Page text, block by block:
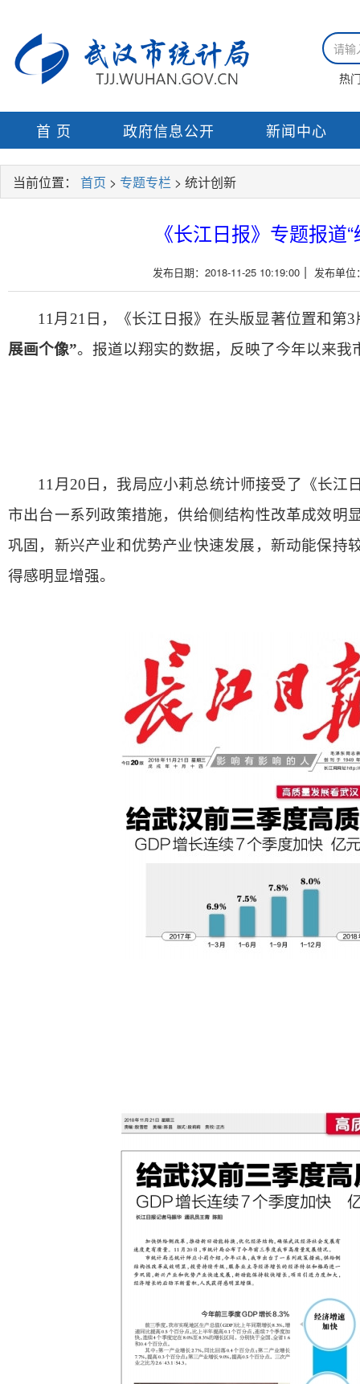
热
首 页 政府信息公开 新闻中心
当前位置： 首页 > 专题专栏 > 统计创新
《长江日报》专题报道
发布日期：2018-11-25 10:19:00 | 发布单位
11 月 21 日，《长江日报》在头版显著位置和第3
展画个像”。报道以翔实的数据，反映了今年以来我
11 月 20 日，我局应小莉总统计师接受了《长江
市出台一系列政策措施，供给侧结构性改革成效明
巩固，新兴产业和优势产业快速发展，新动能保持
得感明显增强。